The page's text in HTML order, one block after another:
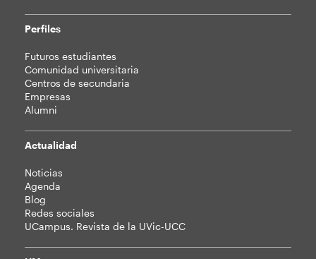
Perfiles
Futuros estudiantes
Comunidad universitaria
Centros de secundaria
Empresas
Alumni
Actualidad
Noticias
Agenda
Blog
Redes sociales
UCampus. Revista de la UVic-UCC